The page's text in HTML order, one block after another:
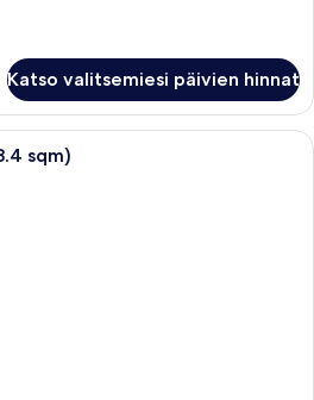
Katso valitsemiesi päivien hinnat
Hotellihuone, jossa on suuri sänky,
sqm)